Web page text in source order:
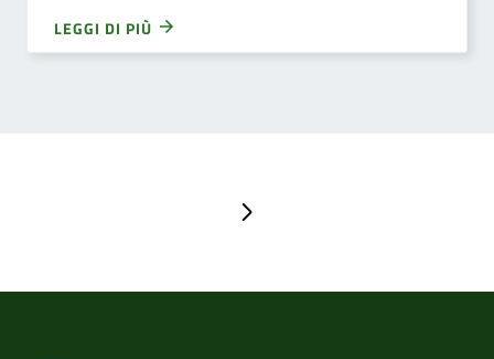
LEGGI DI PIÙ